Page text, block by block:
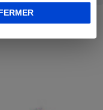
on sensibilise